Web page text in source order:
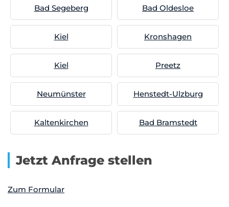
Bad Segeberg Bad Oldesloe
Kiel Kronshagen
Kiel Preetz
Neumünster Henstedt-Ulzburg
Kaltenkirchen Bad Bramstedt
Jetzt Anfrage stellen
Zum Formular